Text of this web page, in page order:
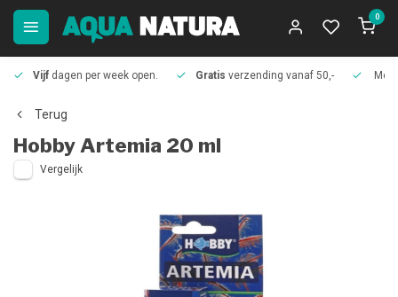
0
Vijf dagen per week open. Gratis verzending vanaf 50,-
Terug
HobbyArtemia 20 ml
Vergelijk